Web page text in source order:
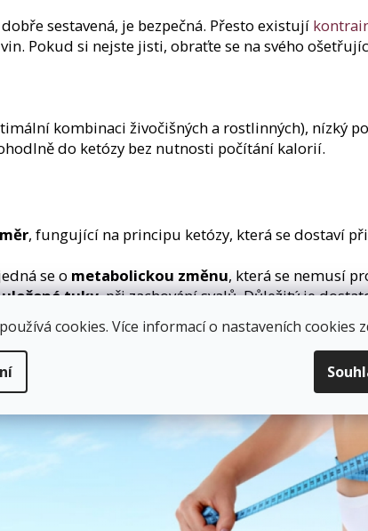
cookies. Více informací o nastaveních cookies
sestavená, je bezpečná. Přesto existují
Pokud si nejste jisti, obraťte se na svého
kombinaci živočišných a rostlinných), nízký
do ketózy bez nutnosti počítání kalorií.
, fungující na principu ketózy, která se dostaví
se o metabolickou změnu, která se nemusí
tuky, při zachování svalů. Důležitý je
umělá barviva, konzervanty, nevhodná
prvků, dostatečné množství